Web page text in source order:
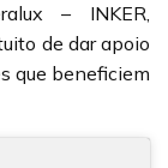
– INKER,
de dar apoio
que beneficiem